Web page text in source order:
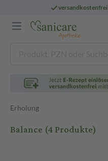
versandkostenfrei
Erholung
Balance (4 Produkte)